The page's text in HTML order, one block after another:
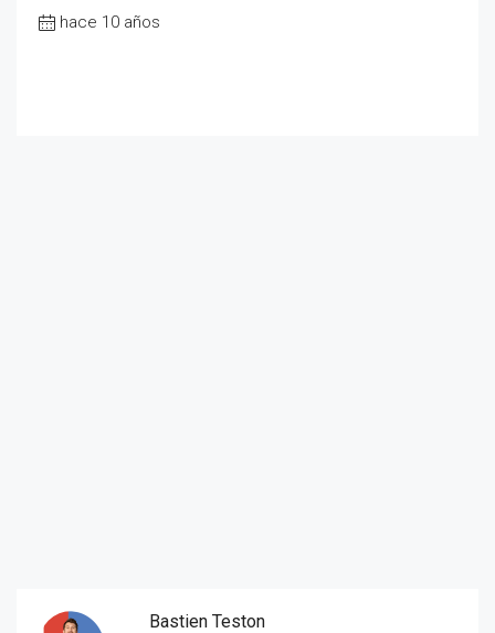
hace 10 años
Bastien Teston